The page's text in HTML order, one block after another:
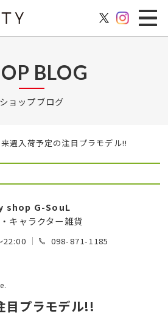
BLOG
ショップブログ
来週入荷予定の注目プラモデル!!
shop G-SouL
キャラクター雑貨
22:00 098-871-1185
目プラモデル!!